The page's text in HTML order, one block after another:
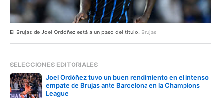
El Brujas de Joel Ordóñez está a un paso del título. Brujas
SELECCIONES EDITORIALES
Joel Ordóñez tuvo un buen rendimiento en el intenso
empate de Brujas ante Barcelona en la Champions
League